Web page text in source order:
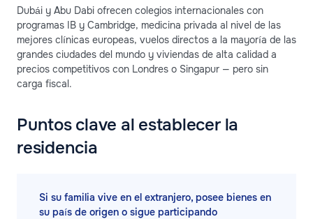
Dubái y Abu Dabi ofrecen colegios internacionales con
programas IB y Cambridge, medicina privada al nivel de las
mejores clínicas europeas, vuelos directos a la mayoría de las
grandes ciudades del mundo y viviendas de alta calidad a
precios competitivos con Londres o Singapur — pero sin
carga fiscal.
Puntos clave al establecer la
residencia
Si su familia vive en el extranjero, posee bienes en
su país de origen o sigue participando